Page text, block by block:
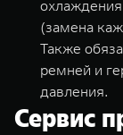
(замена
Также
ремней и
давления.
Сервис